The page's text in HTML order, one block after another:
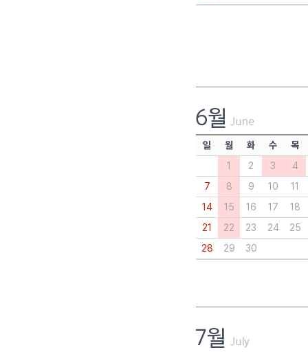
일 월 화 수
목
1
2 3
4
7
8 9 10
11
14
15 16 17
18
21
22 23 24
25
28
29 30